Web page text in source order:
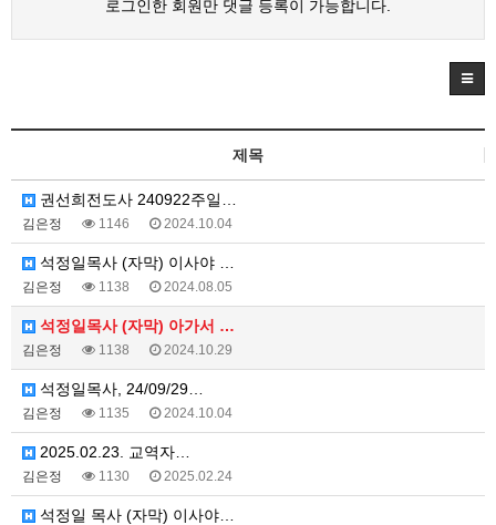
로그인한 회원만 댓글 등록이 가능합니다.
제목
권선희전도사 240922주일…
김은정 1146 2024.10.04
석정일목사 (자막) 이사야 …
김은정 1138 2024.08.05
석정일목사 (자막) 아가서 …
김은정 1138 2024.10.29
석정일목사, 24/09/29…
김은정 1135 2024.10.04
2025.02.23. 교역자…
김은정 1130 2025.02.24
석정일 목사 (자막) 이사야…